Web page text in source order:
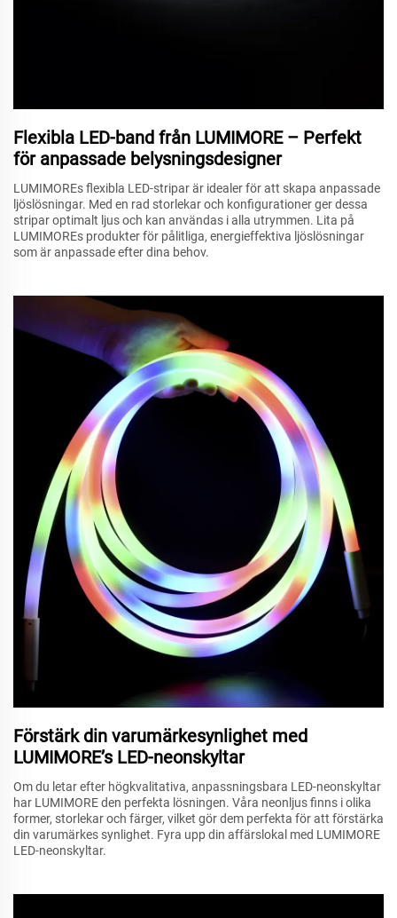
Flexibla LED-band från LUMIMORE – Perfekt
för anpassade belysningsdesigner
LUMIMOREs flexibla LED-stripar är idealer för att skapa anpassade
ljöslösningar. Med en rad storlekar och konfigurationer ger dessa
stripar optimalt ljus och kan användas i alla utrymmen. Lita på
LUMIMOREs produkter för pålitliga, energieffektiva ljöslösningar
som är anpassade efter dina behov.
Förstärk din varumärkesynlighet med
LUMIMORE’s LED-neonskyltar
Om du letar efter högkvalitativa, anpassningsbara LED-neonskyltar
har LUMIMORE den perfekta lösningen. Våra neonljus finns i olika
former, storlekar och färger, vilket gör dem perfekta för att förstärka
din varumärkes synlighet. Fyra upp din affärslokal med LUMIMORE
LED-neonskyltar.